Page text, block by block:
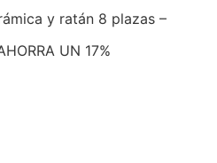
y ratán 8 plazas –
UN 17%